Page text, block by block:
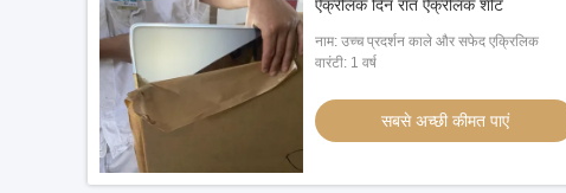
ऐक्रेलिक दिन रात ऐक्रेलिक शीट
नाम: उच्च प्रदर्शन काले और सफेद एक्रिलिक
वारंटी: 1 वर्ष
सबसे अच्छी कीमत पाएं